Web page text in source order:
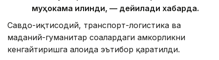
муҳокама қилинди, — дейилади хабарда.
Савдо-иқтисодий, транспорт-логистика ва
маданий-гуманитар соҳалардаги ҳамкорликни
кенгайтиришга алоҳида эътибор қаратилди.